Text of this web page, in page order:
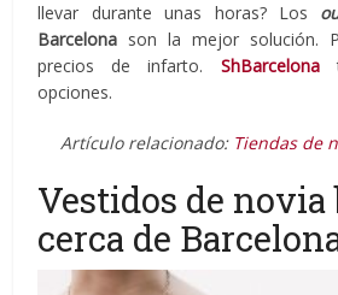
llevar durante unas horas? Los
Barcelona son la mejor solución.
precios de infarto. ShBarcelona
opciones.
Artículo relacionado: Tiendas de
Vestidos de novia
cerca de